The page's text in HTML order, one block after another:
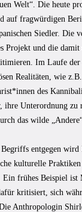
Welt“. Die heute
auf fragwürdigen
Siedler. Die
Projekt und die
Im Laufe der
Realitäten, wie
des
ihre Unterordnung
das wilde
entgegen
kulturelle
frühes Beispiel ist
kritisiert, sich
Anthropologin